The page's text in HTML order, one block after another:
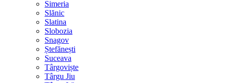
Simeria
Slănic
Slatina
Slobozia
Snagov
Ștefănești
Suceava
Târgoviște
Târgu Jiu